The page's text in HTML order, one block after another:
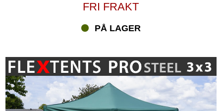
FRI FRAKT
PÅ LAGER